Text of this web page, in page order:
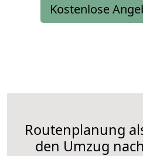
Kostenlose
Routenplanung
den Umzug